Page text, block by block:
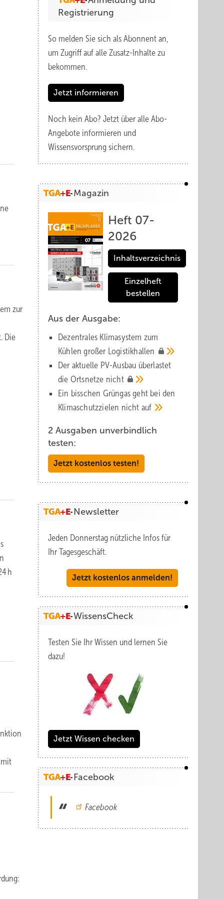
zur
Die
h
Registrierung
So melden Sie sich als Abonnent an,
um Zugriff auf alle Zusatz-Inhalte zu
bekommen.
Jetzt informieren
Noch kein Abo? Jetzt über alle Abo-
Angebote informieren und
Wissensvorsprung sichern.
Magazin
Heft 07-
2026
Inhaltsverzeichnis
Einzelheft
bestellen
Aus der Ausgabe:
Dezentrales Klimasystem zum
Kühlen großer Logistik­hallen
Der aktuelle PV-Ausbau über­lastet
die Orts­netze nicht
Ein bisschen Grüngas geht bei den
Klima­schutz­zielen nicht auf
2 Ausgaben unverbindlich
testen:
Jetzt kostenlos testen!
Newsletter
Jeden Donnerstag nützliche Infos für
Ihr Tagesgeschäft.
Jetzt kostenlos anmelden!
WissensCheck
Testen Sie Ihr Wissen und lernen Sie
dazu!
Jetzt Wissen checken
Facebook
Facebook